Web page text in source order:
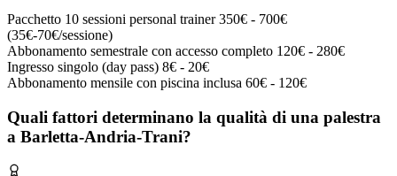
Pacchetto 10 sessioni personal trainer 350€ - 700€
(35€-70€/sessione)
Abbonamento semestrale con accesso completo 120€ - 280€
Ingresso singolo (day pass) 8€ - 20€
Abbonamento mensile con piscina inclusa 60€ - 120€
Quali fattori determinano la qualità di una palestra
a Barletta-Andria-Trani?